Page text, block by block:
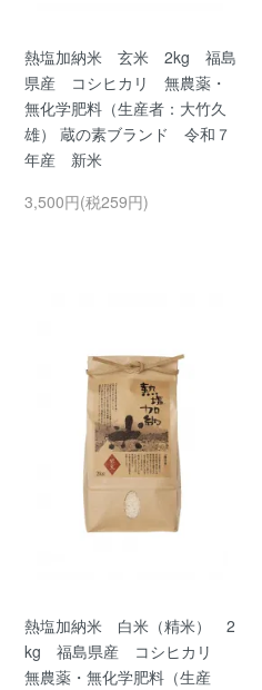
熱塩加納米 玄米 2kg 福島
県産 コシヒカリ 無農薬・
無化学肥料（生産者：大竹久
雄） 蔵の素ブランド 令和７
年産 新米
3,500円(税259円)
熱塩加納米 白米（精米） 2
kg 福島県産 コシヒカリ
無農薬・無化学肥料（生産